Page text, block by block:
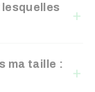
ma taille :